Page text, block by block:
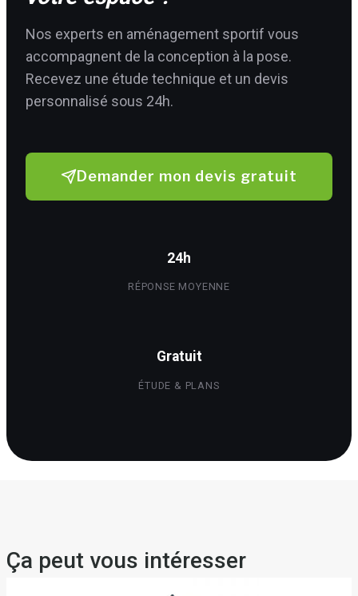
Nos experts en aménagement sportif vous
accompagnent de la conception à la pose.
Recevez une étude technique et un devis
personnalisé sous 24h.
Demander mon devis gratuit
24h
RÉPONSE MOYENNE
Gratuit
ÉTUDE & PLANS
Ça peut vous intéresser